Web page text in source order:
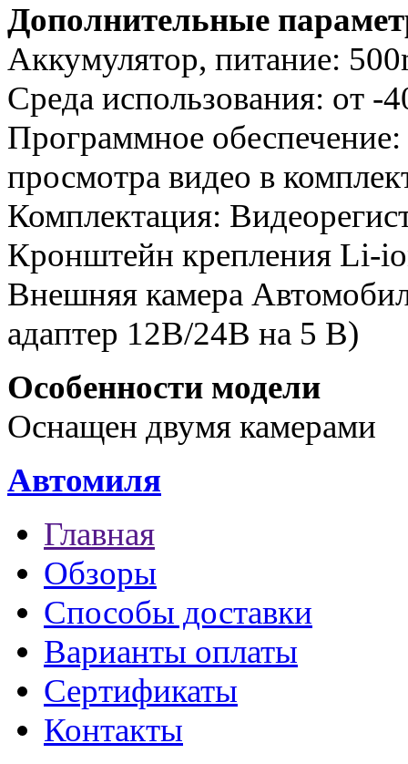
Дополнительные
Аккумулятор, питание:
Среда использования: от -
Программное
просмотра видео в
Комплектация:
Кронштейн крепления Li-
Внешняя камера
адаптер 12В/24В на 5 В)
Особенности модели
Оснащен двумя камерами
Автомиля
Главная
Обзоры
Способы доставки
Варианты оплаты
Сертификаты
Контакты